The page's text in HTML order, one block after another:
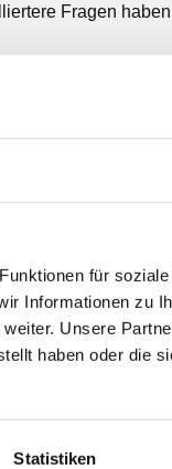
für
Informationen zu
Unsere
haben oder die
Statistiken
Fragen